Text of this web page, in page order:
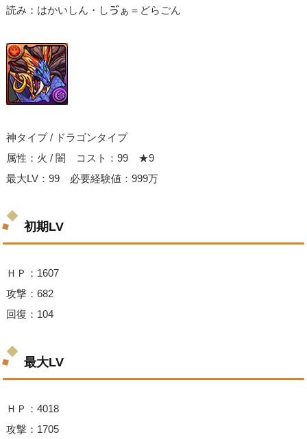
読み：はかいしん・しゔぁ＝どらごん
神タイプ / ドラゴンタイプ
属性：火 / 闇 コスト：99 ★9
最大LV：99 必要経験値：999万
初期LV
ＨＰ：1607
攻撃：682
回復：104
最大LV
ＨＰ：4018
攻撃：1705